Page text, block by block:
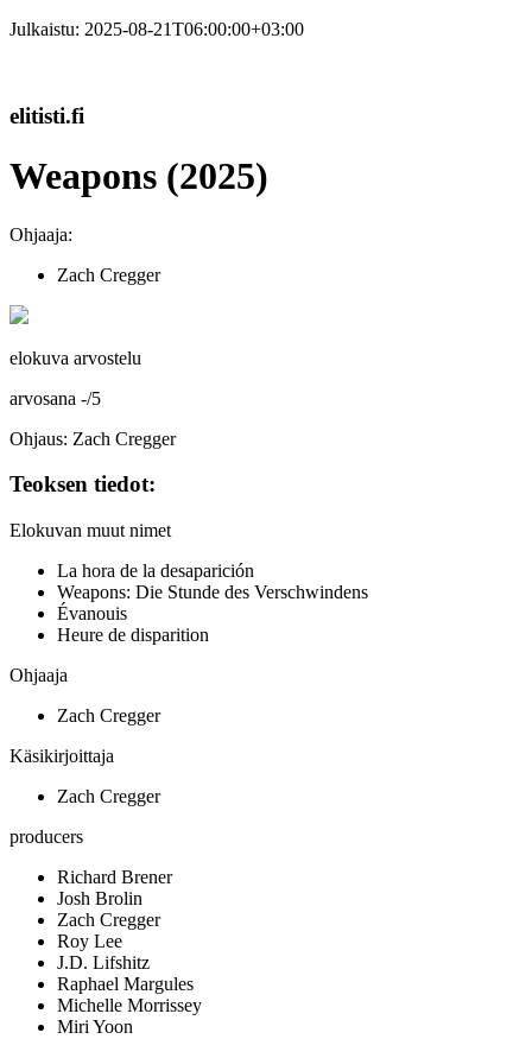
Julkaistu: 2025-08-21T06:00:00+03:00
elitisti.fi
Weapons (2025)
Ohjaaja:
Zach Cregger
elokuva arvostelu
arvosana -/5
Ohjaus: Zach Cregger
Teoksen tiedot:
Elokuvan muut nimet
La hora de la desaparición
Weapons: Die Stunde des Verschwindens
Évanouis
Heure de disparition
Ohjaaja
Zach Cregger
Käsikirjoittaja
Zach Cregger
producers
Richard Brener
Josh Brolin
Zach Cregger
Roy Lee
J.D. Lifshitz
Raphael Margules
Michelle Morrissey
Miri Yoon